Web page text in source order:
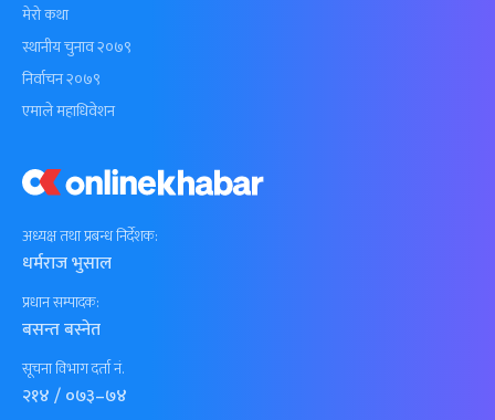
अध्यक्ष तथा प्रबन्ध निर्देशक:
धर्मराज भुसाल
प्रधान सम्पादक:
बसन्त बस्नेत
सूचना विभाग दर्ता नं.
२१४ / ०७३–७४
मेरो कथा
स्थानीय चुनाव २०७९
निर्वाचन २०७९
एमाले महाधिवेशन